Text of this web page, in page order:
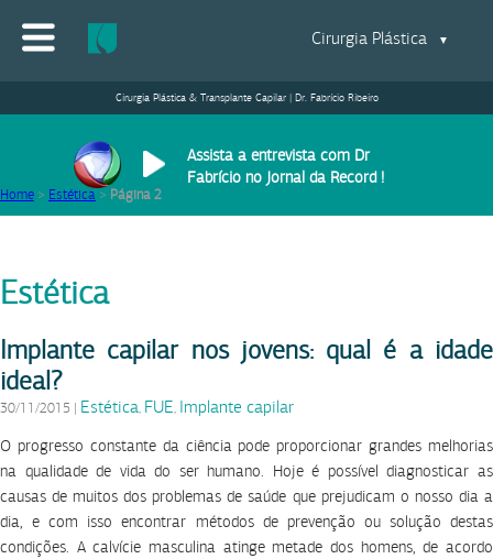
Cirurgia Plástica ▼
Cirurgia Plástica & Transplante Capilar | Dr. Fabrício Ribeiro
Assista a entrevista com Dr
Fabrício no Jornal da Record !
Home > Estética > Página 2
Estética
Implante capilar nos jovens: qual é a idade
ideal?
30/11/2015 | Estética, FUE, Implante capilar
O progresso constante da ciência pode proporcionar grandes melhorias
na qualidade de vida do ser humano. Hoje é possível diagnosticar as
causas de muitos dos problemas de saúde que prejudicam o nosso dia a
dia, e com isso encontrar métodos de prevenção ou solução destas
condições. A calvície masculina atinge metade dos homens, de acordo